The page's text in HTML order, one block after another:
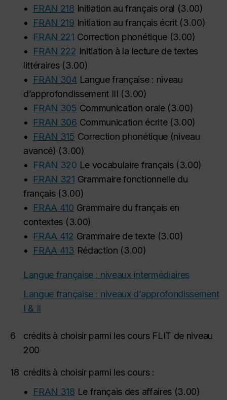
•
FRAN 218 Initiation au français oral (3.00)
•
FRAN 219 Initiation au français écrit(3.00)
•
FRAN 221 Correction phonétique(3.00)
•
FRAN 222 Initiation à la lecture de textes
littéraires(3.00)
•
FRAN 304 Langue française : niveau
d’approfondissement III (3.00)
•
FRAN 305 Communication orale(3.00)
•
FRAN 306 Communication écrite(3.00)
•
FRAN 315 Correction phonétique (niveau
avancé) (3.00)
•
FRAN 320 Le vocabulaire français(3.00)
•
FRAN 321 Grammaire fonctionnelle du
français(3.00)
•
FRAA 410 Grammaire du français en
contextes (3.00)
•
FRAA 412 Grammaire de texte(3.00)
•
FRAA 413 Rédaction (3.00)
Langue française : niveaux intermédiaires
Langue française : niveaux d’approfondissement
I & II
6
crédits à choisir parmi les cours FLIT de niveau
200
18 crédits à choisir parmi les cours :
•
FRAN 318 Le français des affaires (3.00)